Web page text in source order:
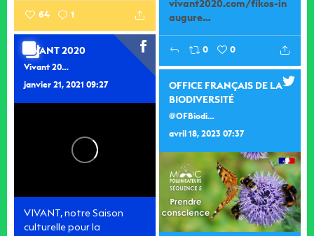
64 1
vivant2020.com/fikos-in
augure…
0 0
VIVANT 2020
Vivant 2020
janvier 21, 2021 09:27
VIVANT, notre Saison
culturelle pour la
OFFICE FRANÇAIS DE LA
BIODIVERSITÉ
@OFBiodiversite
avril 18, 2023 07:37